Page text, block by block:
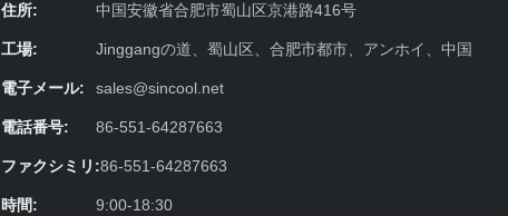
住所: 中国安徽省合肥市蜀山区京港路416号
工場: Jinggangの道、蜀山区、合肥市都市、アンホイ、中国
電子メール: sales@sincool.net
電話番号: 86-551-64287663
ファクシミリ:86-551-64287663
時間: 9:00-18:30